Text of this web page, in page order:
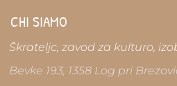
CHI SIAMO
Škrateljc, zavod za kulturo,
Bevke 193, 1358 Log pri